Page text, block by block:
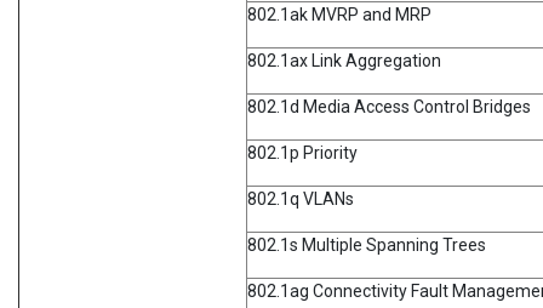
802.1ak MVRP and MRP
802.1ax Link Aggregation
802.1d Media Access Control Bridges
802.1p Priority
802.1q VLANs
802.1s Multiple Spanning Trees
802.1ag Connectivity Fault